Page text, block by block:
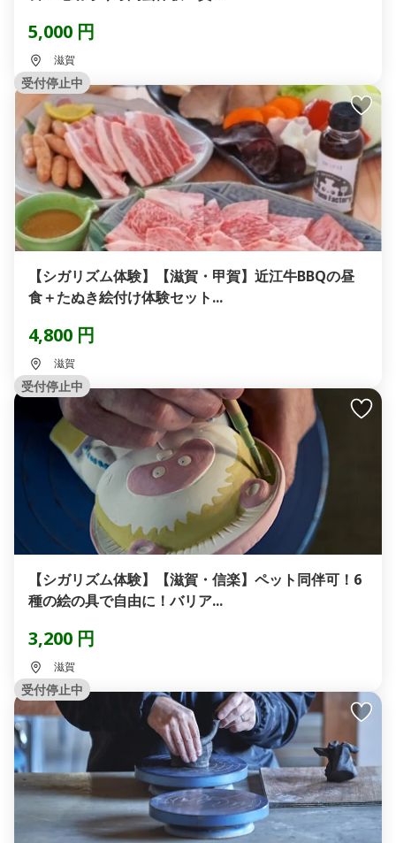
5,000 円
滋賀
受付停止中
【シガリズム体験】【滋賀・甲賀】近江牛BBQの昼
食＋たぬき絵付け体験セット...
4,800 円
滋賀
受付停止中
【シガリズム体験】【滋賀・信楽】ペット同伴可！6
種の絵の具で自由に！バリア...
3,200 円
滋賀
受付停止中